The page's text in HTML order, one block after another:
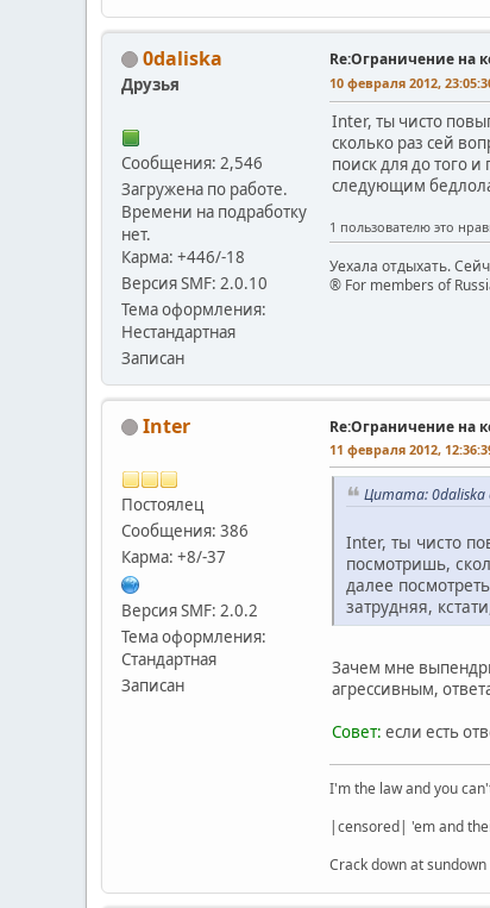
0daliska
Друзья
Сообщения: 2,546
Загружена по работе.
Времени на подработку
нет.
Карма: +446/-18
Версия SMF: 2.0.10
Тема оформления:
Нестандартная
Записан
Re:Ограничение на
10 февраля 2012,
Inter, ты чисто
сколько раз сей
поиск для до того
следующим
1 пользователю это
Уехала отдыхать.
® For members of
Inter
Постоялец
Сообщения: 386
Карма: +8/-37
Версия SMF: 2.0.2
Тема оформления:
Стандартная
Записан
Re:Ограничение на
11 февраля 2012,
Цитата: 0daliska
Inter, ты чисто
посмотришь,
далее
затрудняя,
Зачем мне
агрессивным,
Совет: если есть
I'm the law and you
|censored| 'em and
Crack down at sundown